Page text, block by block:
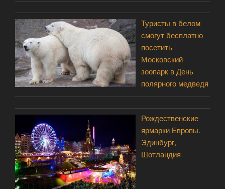
Туристы в белом
смогут бесплатно
посетить
Московский
зоопарк в День
полярного медведя
Рождественские
ярмарки Европы.
Эдинбург,
Шотландия